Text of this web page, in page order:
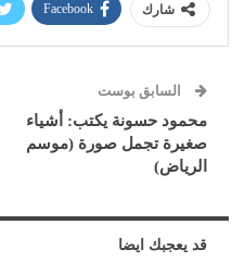
شارك Facebook
السابق بوست
محمود حسونة يكتب: أشياء
صغيرة تجمل صورة (موسم
الرياض)
قد يعجبك ايضا